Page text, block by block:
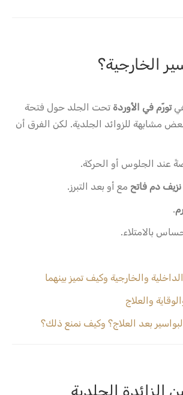
الخارجية؟
هيتورّم في الأوردة تحت الجلد حول فتحة
مشابهة للزوائد الجلدية. لكن الفرق أن
عند الجلوس أو الحركة.
نزيف دم فاتح مع أو بعد التبرز.
.
بالامتلاء.
والخارجية وكيف تميز بينهما
والعلاج
بعد العلاج؟ وكيف نمنع ذلك؟
الزائدة الجلدية